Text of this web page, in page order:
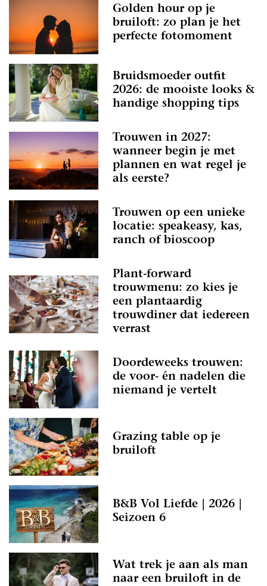
Golden hour op je
bruiloft: zo plan je het
perfecte fotomoment
Bruidsmoeder outfit
2026: de mooiste looks &
handige shopping tips
Trouwen in 2027:
wanneer begin je met
plannen en wat regel je
als eerste?
Trouwen op een unieke
locatie: speakeasy, kas,
ranch of bioscoop
Plant-forward
trouwmenu: zo kies je
een plantaardig
trouwdiner dat iedereen
verrast
Doordeweeks trouwen:
de voor- én nadelen die
niemand je vertelt
Grazing table op je
bruiloft
B&B Vol Liefde | 2026 |
Seizoen 6
Wat trek je aan als man
naar een bruiloft in de